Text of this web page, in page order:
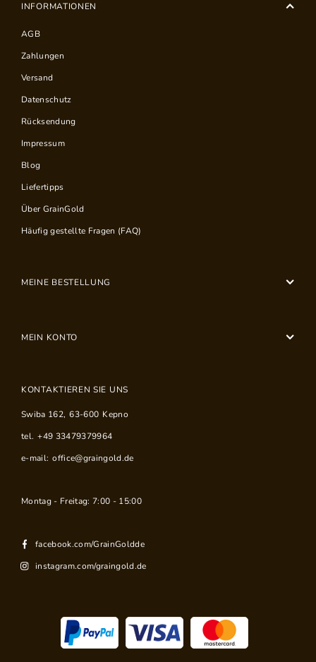
INFORMATIONEN
AGB
Zahlungen
Versand
Datenschutz
Rücksendung
Impressum
Blog
Liefertipps
Über GrainGold
Häufig gestellte Fragen (FAQ)
MEINE BESTELLUNG
MEIN KONTO
KONTAKTIEREN SIE UNS
Swiba 162, 63-600 Kepno
tel. +49 33479379964
e-mail: office@graingold.de
Montag - Freitag: 7:00 - 15:00
facebook.com/GrainGoldde
instagram.com/graingold.de